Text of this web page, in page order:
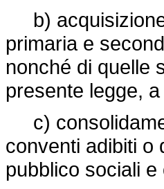
b) acquisizione
primaria e
nonché di quelle
presente legge,
c)
conventi adibiti o
pubblico sociali e